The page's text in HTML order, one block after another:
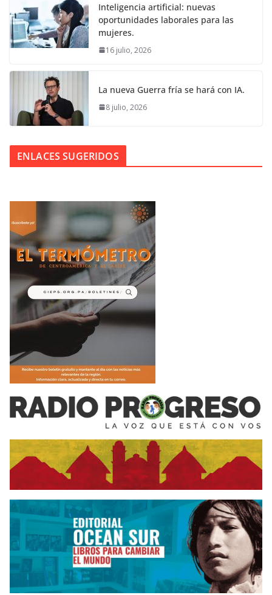
Inteligencia artificial: nuevas
oportunidades laborales para las
mujeres.
16 julio, 2026
La nueva Guerra fría se hará con IA.
8 julio, 2026
ENLACES SUGERIDOS